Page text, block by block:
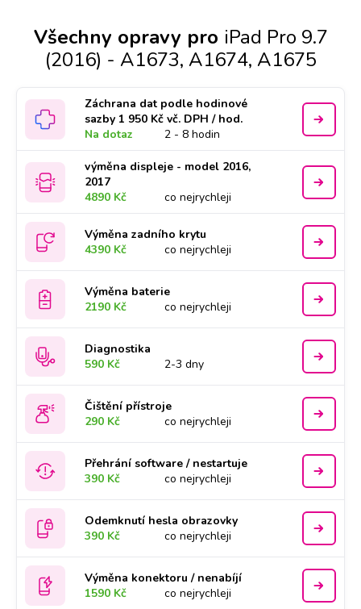
Všechny opravy pro iPad Pro 9.7
(2016) - A1673, A1674, A1675
Záchrana dat podle hodinové
sazby 1 950 Kč vč. DPH / hod.
Na dotaz
2 - 8 hodin
výměna displeje - model 2016,
2017
4890 Kč
co nejrychleji
Výměna zadního krytu
4390 Kč
co nejrychleji
Výměna baterie
2190 Kč
co nejrychleji
Diagnostika
590 Kč
2-3 dny
Čištění přístroje
290 Kč
co nejrychleji
Přehrání software / nestartuje
390 Kč
co nejrychleji
Odemknutí hesla obrazovky
390 Kč
co nejrychleji
Výměna konektoru / nenabíjí
1590 Kč
co nejrychleji